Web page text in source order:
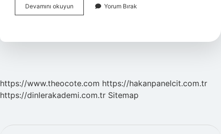
Devamını okuyun
Masöre
Yorum Bırak
https://www.theocote.com https://hakanpanelcit.com.tr
https://dinlerakademi.com.tr Sitemap